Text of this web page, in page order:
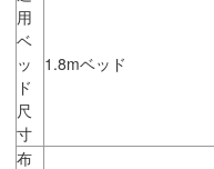
用
ベ
ッ
ド
尺
寸
1.8mベッド
布